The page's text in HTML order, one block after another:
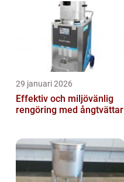
29 januari 2026
Effektiv och miljövänlig
rengöring med ångtvättar